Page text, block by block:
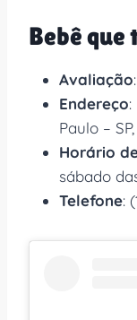
Bebê que
Avaliação
Endereço:
Paulo –
Horário
sábado
Telefone: